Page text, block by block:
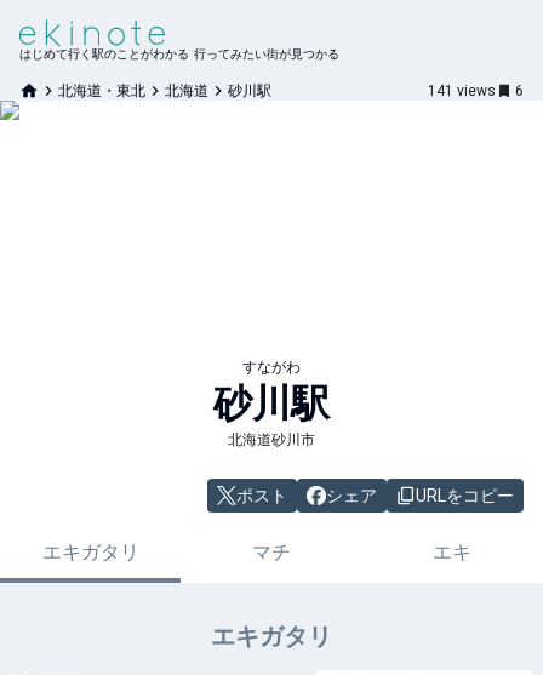
はじめて行く駅のことがわかる 行ってみたい街が見つかる
北海道・東北 北海道 砂川駅 141 views 6
すながわ
砂川駅
北海道砂川市
ポスト シェア URLをコピー
エキガタリ マチ エキ
エキガタリ